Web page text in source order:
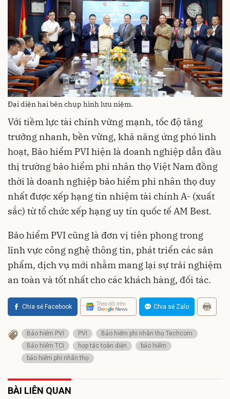
Đại diện hai bên chụp hình lưu niệm.
Với tiềm lực tài chính vững mạnh, tốc độ tăng
trưởng nhanh, bền vững, khả năng ứng phó linh
hoạt, Bảo hiểm PVI hiện là doanh nghiệp dẫn đầu
thị trường bảo hiểm phi nhân thọ Việt Nam đồng
thời là doanh nghiệp bảo hiểm phi nhân thọ duy
nhất được xếp hạng tín nhiệm tài chính A- (xuất
sắc) từ tổ chức xếp hạng uy tín quốc tế AM Best.
Bảo hiểm PVI cũng là đơn vị tiên phong trong
lĩnh vực công nghệ thông tin, phát triển các sản
phẩm, dịch vụ mới nhằm mang lại sự trải nghiệm
an toàn và tốt nhất cho các khách hàng, đối tác.
Chia sẻ Facebook Theo dõi trên Chia sẻ Zalo
Bảo hiểm PVI PVI
Bảo hiểm phi nhân thọ Techcom
Bảo hiểm TCI
hợp tác toàn diện
bảo hiểm
bảo hiểm phi nhân thọ
BÀI LIÊN QUAN